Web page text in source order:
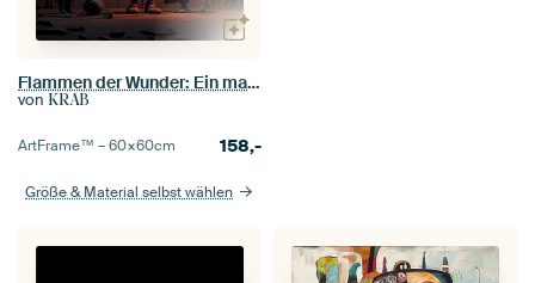
Flammen der Wunder: Ein magischer Moment mit Herrn Archibald
von KRAB
ArtFrame™ –60×60cm 158,-
Größe & Material selbst wählen